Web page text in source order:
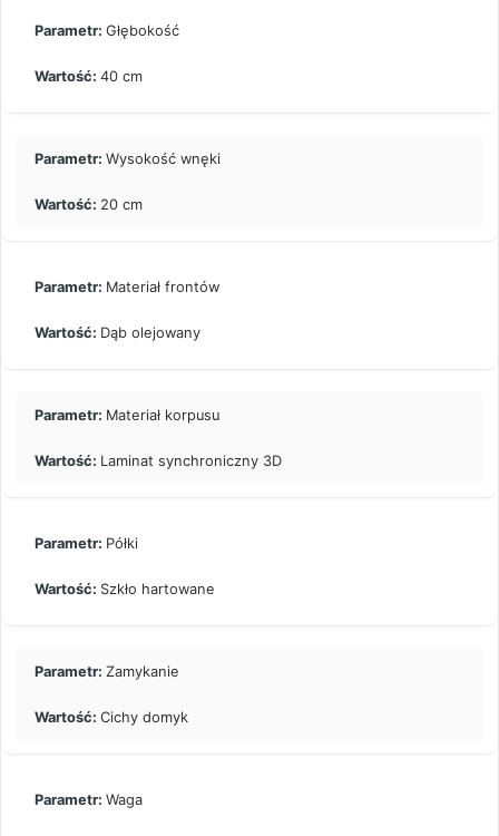
Głębokość
40 cm
Wysokość wnęki
20 cm
Materiał frontów
Dąb olejowany
Materiał korpusu
Laminat synchroniczny 3D
Półki
Szkło hartowane
Zamykanie
Cichy domyk
Waga